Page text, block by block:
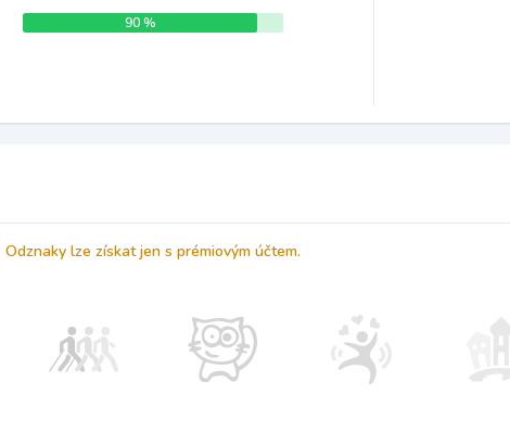
90 %
Odznaky lze získat jen s prémiovým účtem.